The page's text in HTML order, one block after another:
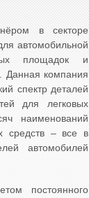
в секторе
автомобильной
площадок и
Данная компания
спектр деталей
для легковых
наименований
средств – все в
автомобилей
постоянного